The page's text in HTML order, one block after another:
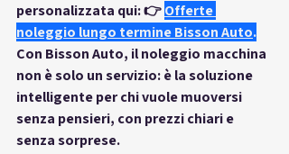
personalizzata qui: 👉Offerte
noleggio lungo termine Bisson Auto.
Con Bisson Auto, il noleggio macchina
non è solo un servizio: è la soluzione
intelligente per chi vuole muoversi
senza pensieri, con prezzi chiari e
senza sorprese.